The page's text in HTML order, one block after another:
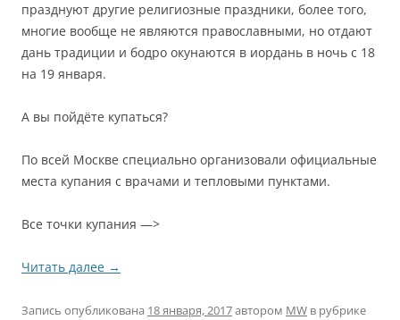
празднуют другие религиозные праздники, более того,
многие вообще не являются православными, но отдают
дань традиции и бодро окунаются в иордань в ночь с 18
на 19 января.
А вы пойдёте купаться?
По всей Москве специально организовали официальные
места купания с врачами и тепловыми пунктами.
Все точки купания —>
Читать далее →
Запись опубликована 18 января, 2017автором MW в рубрике